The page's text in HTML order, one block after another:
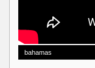
bahamas